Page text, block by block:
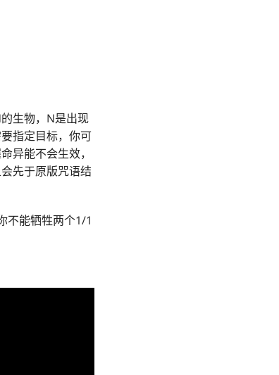
生物，N是出现
指定目标，你可
异能不会生效，
先于原版咒语结
不能牺牲两个1/1